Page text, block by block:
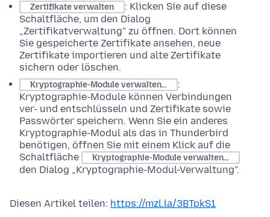
Zertifikate verwalten
: Klicken Sie auf diese
Schaltfläche, um den Dialog
„Zertifikatverwaltung” zu öffnen. Dort können
Sie gespeicherte Zertifikate ansehen, neue
Zertifikate importieren und alte Zertifikate
sichern oder löschen.
Kryptographie-Module verwalten…
:
Kryptographie-Module können Verbindungen
ver- und entschlüsseln und Zertifikate sowie
Passwörter speichern. Wenn Sie ein anderes
Kryptographie-Modul als das in Thunderbird
benötigen, öffnen Sie mit einem Klick auf die
Schaltfläche
Kryptographie-Module verwalten…
den Dialog „Kryptographie-Modul-Verwaltung”.
Diesen Artikel teilen: https://mzl.la/3BTpkS1